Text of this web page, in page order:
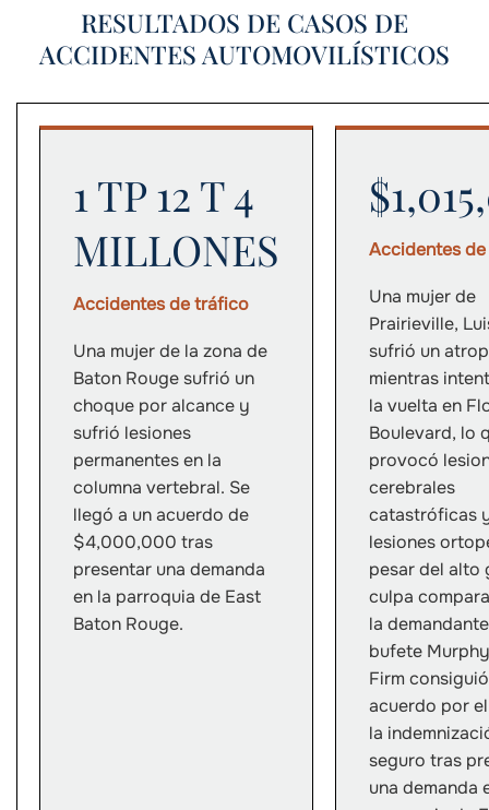
RESULTADOS DE CASOS DE
ACCIDENTES AUTOMOVILÍSTICOS
1 TP 12 T 4
MILLONES
Accidentes de tráfico
Una mujer de la zona de
Baton Rouge sufrió un
choque por alcance y
sufrió lesiones
permanentes en la
columna vertebral. Se
llegó a un acuerdo de
$4,000,000 tras
presentar una demanda
en la parroquia de East
Baton Rouge.
Accidentes
Una mujer de
Prairieville,
sufrió un
mientras
la vuelta en
Boulevard, lo
provocó
cerebrales
catastróficas
lesiones
pesar del alto
culpa
la
bufete
Firm
acuerdo por
la
seguro tras
una demanda